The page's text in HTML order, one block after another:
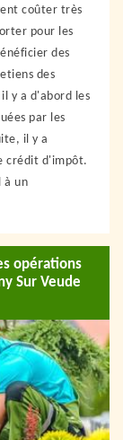
coûter très
pour les
des
des
y a d'abord les
par les
il y a
crédit d'impôt.
à un
opérations
Sur Veude